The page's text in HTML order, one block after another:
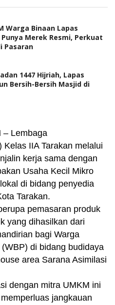
Warga Binaan Lapas
Merek Resmi, Perkuat
Pasaran
1447 Hijriah, Lapas
Bersih-Bersih Masjid di
– Lembaga
IIA Tarakan melalui
kerja sama dengan
Usaha Kecil Mikro
di bidang penyedia
Tarakan.
pemasaran produk
yang dihasilkan dari
bagi Warga
di bidang budidaya
area Sarana Asimilasi
dengan mitra UMKM ini
jangkauan